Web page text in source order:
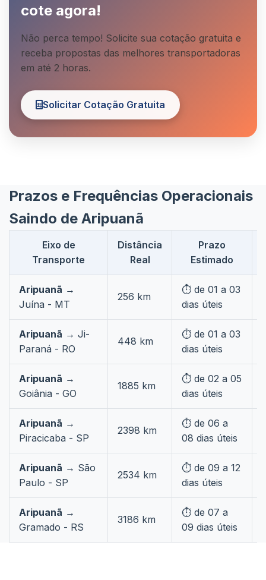
cote agora!
Não perca tempo! Solicite sua cotação gratuita e
receba propostas das melhores transportadoras
em até 2 horas.
Solicitar Cotação Gratuita
Prazos e Frequências Operacionais
Saindo de Aripuanã
Eixo de
Transporte
Distância
Real
Prazo
Estimado
Aripuanã →
Juína - MT
256 km
⏱️ de 01 a 03
dias úteis
Aripuanã → Ji-
Paraná - RO
448 km
⏱️ de 01 a 03
dias úteis
Aripuanã →
Goiânia - GO
1885 km
⏱️ de 02 a 05
dias úteis
Aripuanã →
Piracicaba - SP
2398 km
⏱️ de 06 a
08 dias úteis
Aripuanã → São
Paulo - SP
2534 km
⏱️ de 09 a 12
dias úteis
Aripuanã →
Gramado - RS
3186 km
⏱️ de 07 a
09 dias úteis